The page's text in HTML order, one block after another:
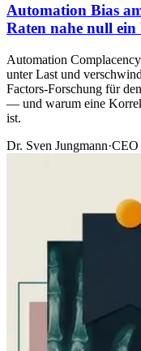
Automation Bias
Raten nahe null
Automation
unter Last und
Factors-Forschung für
— und warum eine
ist.
Dr. Sven Jungmann·CEO